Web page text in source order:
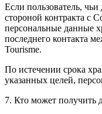
Если пользователь,
стороной контракта с
персональные данные
последнего контакта
Tourisme.
По истечении срока
указанных целей,
7. Кто может получить